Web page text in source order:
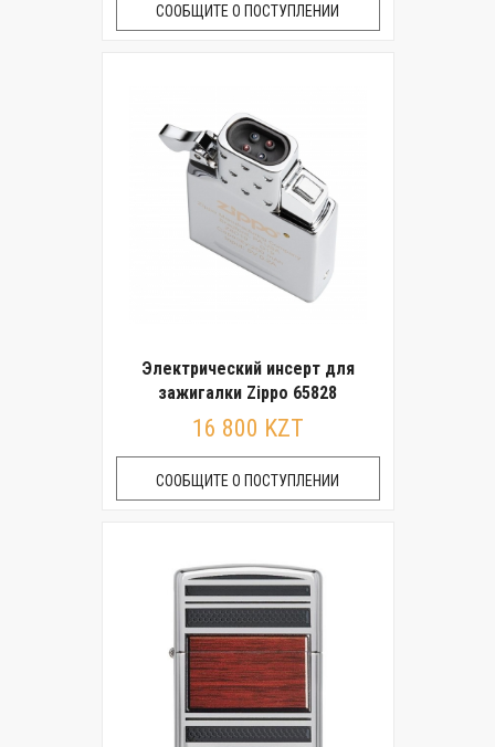
СООБЩИТЕ О ПОСТУПЛЕНИИ
Электрический инсерт для
зажигалки Zippo 65828
16 800 KZT
СООБЩИТЕ О ПОСТУПЛЕНИИ